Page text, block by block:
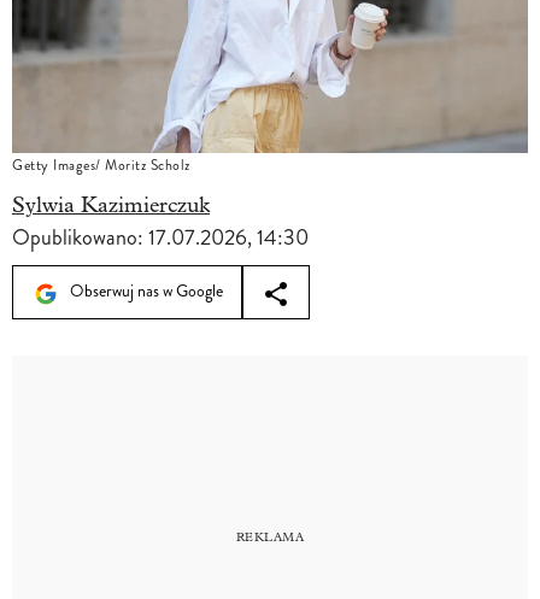
Getty Images/ Moritz Scholz
Sylwia Kazimierczuk
Opublikowano:17.07.2026, 14:30
Obserwuj nas w Google